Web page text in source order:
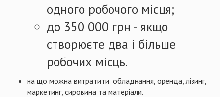
одного робочого місця;
до 350 000 грн - якщо
створюєте два і більше
робочих місць.
на що можна витратити: обладнання, оренда, лізинг,
маркетинг, сировина та матеріали.